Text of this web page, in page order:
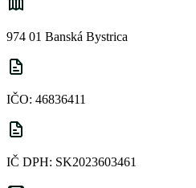
974 01 Banská Bystrica
IČO: 46836411
IČ DPH: SK2023603461